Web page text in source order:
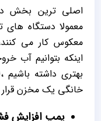
اصلی ترین بخش
معمولا دستگاه
معکوس کار می
اینکه بتوانیم آب
بهتری داشته باشیم
خانگی یک مخزن قرار
پمپ افزایش